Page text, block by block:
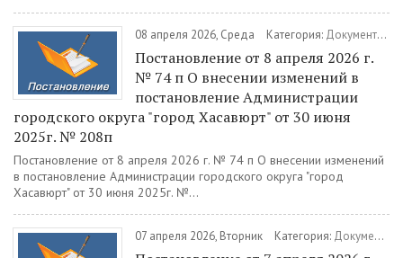
08 апреля 2026, Среда Категория: Документы /
Постановление от 8 апреля 2026 г.
№ 74 п О внесении изменений в
постановление Администрации
городского округа "город Хасавюрт" от 30 июня
2025г. № 208п
Постановление от 8 апреля 2026 г. № 74 п О внесении изменений
в постановление Администрации городского округа "город
Хасавюрт" от 30 июня 2025г. №...
07 апреля 2026, Вторник Категория: Документы